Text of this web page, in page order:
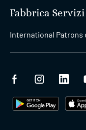
Fabbrica Servizi
International Patrons